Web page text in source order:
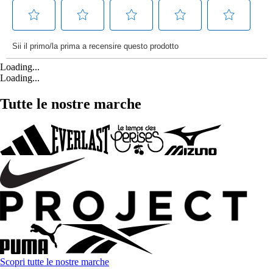
Loading...
Loading...
Tutte le nostre marche
Scopri tutte le nostre marche